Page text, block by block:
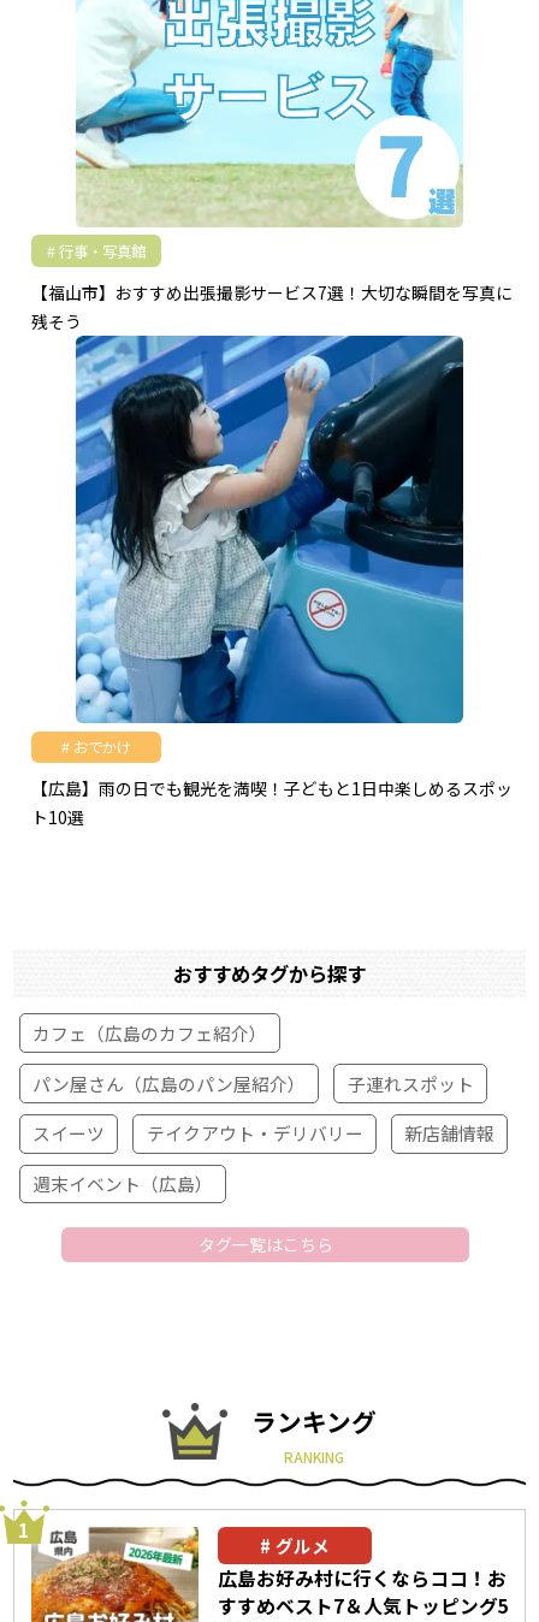
行事・写真館
【福山市】おすすめ出張撮影サービス7選！大切な瞬間を写真に
残そう
おでかけ
【広島】雨の日でも観光を満喫！子どもと1日中楽しめるスポッ
ト10選
おすすめタグから探す
カフェ（広島のカフェ紹介）
パン屋さん（広島のパン屋紹介）
子連れスポット
スイーツ
テイクアウト・デリバリー
新店舗情報
週末イベント（広島）
タグ一覧はこちら
ランキング
RANKING
グルメ
広島お好み村に行くならココ！お
すすめベスト7＆人気トッピング5